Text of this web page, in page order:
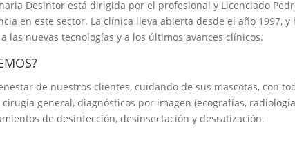
Desintor está dirigida por el profesional y Licenciado
en este sector. La clínica lleva abierta desde el año 1997,
las nuevas tecnologías y a los últimos avances clínicos.
de nuestros clientes, cuidando de sus mascotas, con
cirugía general, diagnósticos por imagen (ecografías,
de desinfección, desinsectación y desratización.